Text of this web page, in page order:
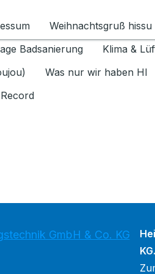
für Datenschutz 1.6.2026
Weihnachtsgruß hissu
Badsanierung
Klima &
Was nur wir haben HI
GmbH & Co. KG
KG.